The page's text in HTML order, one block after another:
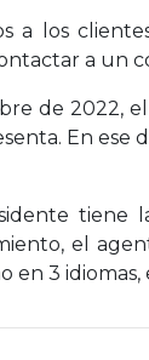
a los
a un
de 2022,
En ese
tiene
el
en 3